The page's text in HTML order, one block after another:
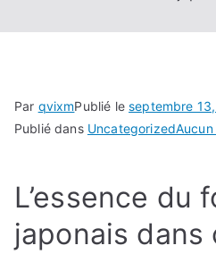
Par qvixmPublié leseptembre
Publié dans Uncategorized
L’essence du
japonais dans